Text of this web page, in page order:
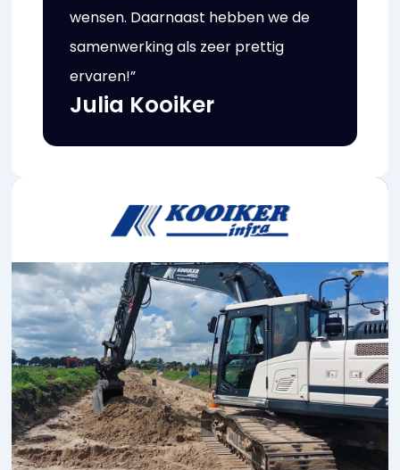
wensen. Daarnaast hebben we de
samenwerking als zeer prettig
ervaren!”
Julia Kooiker